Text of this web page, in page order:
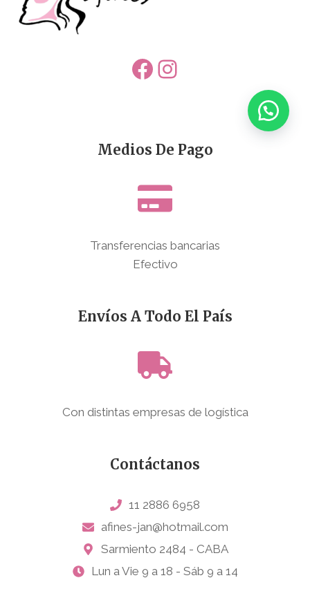
Facebook
Instagram
Medios De Pago
Transferencias bancarias
Efectivo
Envíos A Todo El País
Con distintas empresas de logística
Contáctanos
11 2886 6958
afines-jan@hotmail.com
Sarmiento 2484 - CABA
Lun a Vie 9 a 18 - Sáb 9 a 14